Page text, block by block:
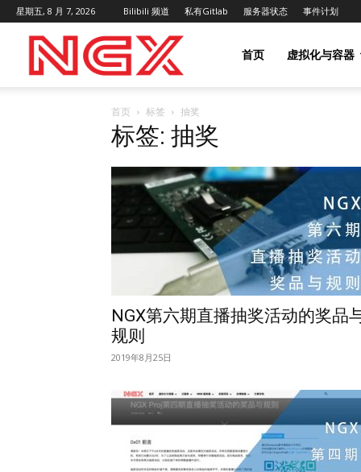
星期五, 8 月 7, 2026 Bilibili 频道 私有Gitlab 服务器状态 事件计划
Project
|
NGX.HK
首页 虚拟化与容器
首页 标签 抽奖
标签: 抽奖
NGX第六期直播抽奖活动的奖品
规则
2019年8月25日